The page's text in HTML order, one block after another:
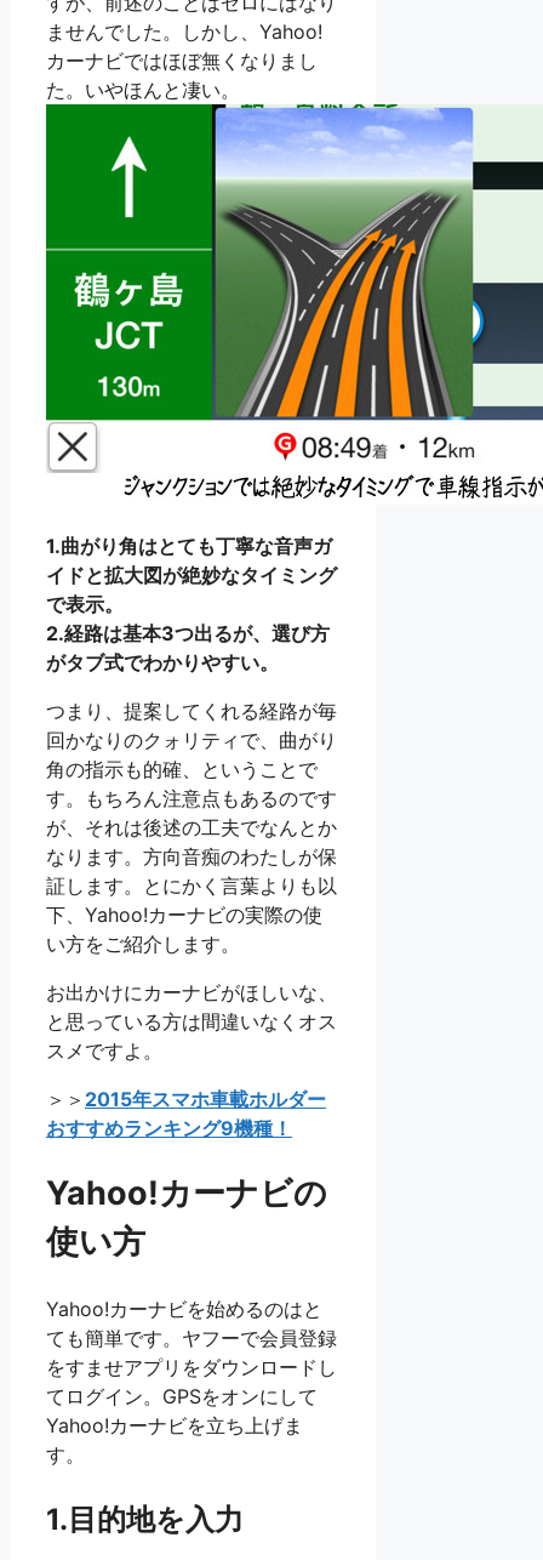
ませんでした。しかし、Yahoo!
カーナビではほぼ無くなりまし
た。いやほんと凄い。
1.曲がり角はとても丁寧な音声ガ
イドと拡大図が絶妙なタイミング
で表示。
2.経路は基本3つ出るが、選び方
がタブ式でわかりやすい。
つまり、提案してくれる経路が毎
回かなりのクォリティで、曲がり
角の指示も的確、ということで
す。もちろん注意点もあるのです
が、それは後述の工夫でなんとか
なります。方向音痴のわたしが保
証します。とにかく言葉よりも以
下、Yahoo!カーナビの実際の使
い方をご紹介します。
お出かけにカーナビがほしいな、
と思っている方は間違いなくオス
スメですよ。
＞＞ 2015年スマホ車載ホルダー
おすすめランキング9機種！
Yahoo!カーナビの
使い方
Yahoo!カーナビを始めるのはと
ても簡単です。ヤフーで会員登録
をすませアプリをダウンロードし
てログイン。GPSをオンにして
Yahoo!カーナビを立ち上げま
す。
1.目的地を入力